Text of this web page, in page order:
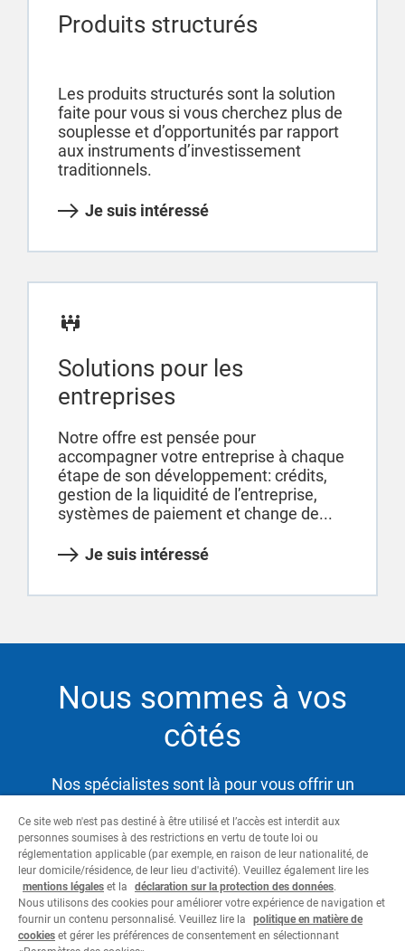
Produits structurés
Les produits structurés sont la solution
faite pour vous si vous cherchez plus de
souplesse et d’opportunités par rapport
aux instruments d’investissement
traditionnels.
Je suis intéressé
Solutions pour les
entreprises
Notre offre est pensée pour
accompagner votre entreprise à chaque
étape de son développement: crédits,
gestion de la liquidité de l’entreprise,
systèmes de paiement et change de...
Je suis intéressé
Nous sommes à vos
côtés
Nos spécialistes sont là pour vous offrir un
besoins tout en vous aidant à atteindre vos
objectifs.
Contactez-nous
Ce site web n'est pas destiné à être utilisé et l’accès est interdit aux
personnes soumises à des restrictions en vertu de toute loi ou
réglementation applicable (par exemple, en raison de leur nationalité, de
leur domicile/résidence, de leur lieu d'activité). Veuillez également lire les
mentions légales et la déclaration sur la protection des données.
Nous utilisons des cookies pour améliorer votre expérience de navigation et
fournir un contenu personnalisé. Veuillez lire la
politique en matière de
cookies et gérer les préférences de consentement en sélectionnant